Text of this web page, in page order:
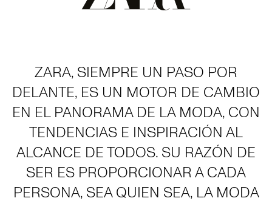
ZARA, SIEMPRE UN PASO POR
DELANTE, ES UN MOTOR DE CAMBIO
EN EL PANORAMA DE LA MODA, CON
TENDENCIAS E INSPIRACIÓN AL
ALCANCE DE TODOS. SU RAZÓN DE
SER ES PROPORCIONAR A CADA
PERSONA, SEA QUIEN SEA, LA MODA